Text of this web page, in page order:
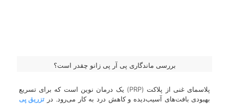
بررسی ماندگاری پی آر پی زانو چقدر است؟
پلاسمای غنی از پلاکت (PRP) یک درمان نوین است که برای تسریع
بهبودی بافت‌های آسیب‌دیده و کاهش درد به کار می‌رود. در تزریق پی